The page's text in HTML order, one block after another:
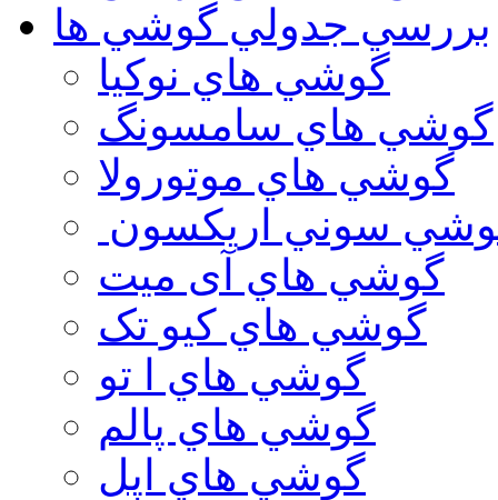
بررسي جدولي گوشي ها
گوشي هاي نوكيا
گوشي هاي سامسونگ
گوشي هاي موتورولا
سوني اريكسون
گوشي هاي آی میت
گوشي هاي کیو تک
گوشي هاي ا تو
گوشي هاي پالم
گوشي هاي اپل